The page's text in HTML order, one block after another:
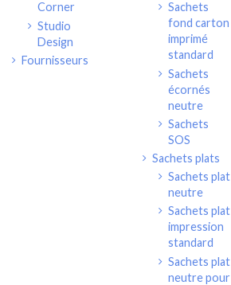
Corner
Studio
Design
Fournisseurs
Sachets
fond carton
imprimé
standard
Sachets
écornés
neutre
Sachets
SOS
Sachets plats
Sachets plat
neutre
Sachets plat
impression
standard
Sachets plat
neutre pour